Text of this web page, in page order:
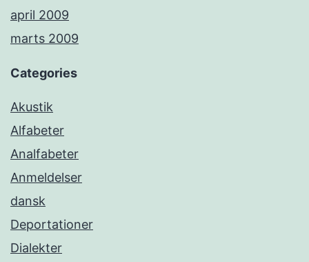
april 2009
marts 2009
Categories
Akustik
Alfabeter
Analfabeter
Anmeldelser
dansk
Deportationer
Dialekter